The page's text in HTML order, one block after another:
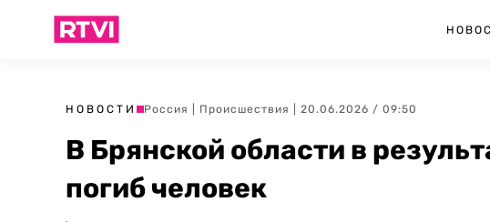
НОВОСТИ Россия Происшествия | 20.06.2026 / 09:50
В Брянской области в
погиб человек